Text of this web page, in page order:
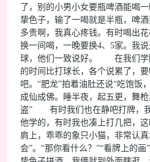
了，别的小男小女要瓶啤酒能喝
挚色子，输了一喝就是半瓶，啤
多贵啊，我真心疼钱。有时喝出
换一间喝，一晚要换4、5家。我
球，他们一致说好。 在我们学
的时间比打球长，各个说累了，
吧。“肥龙”拍着油肚还说“吃饱饭
成仙成佛。睡半夜，起五更，舞
盗” 有时我们也在静吧打牌，
他学的，有时我也凑上打几把，
肩上，乖乖的象只小猫，非常认
会”。“那你看什么？”“看牌上